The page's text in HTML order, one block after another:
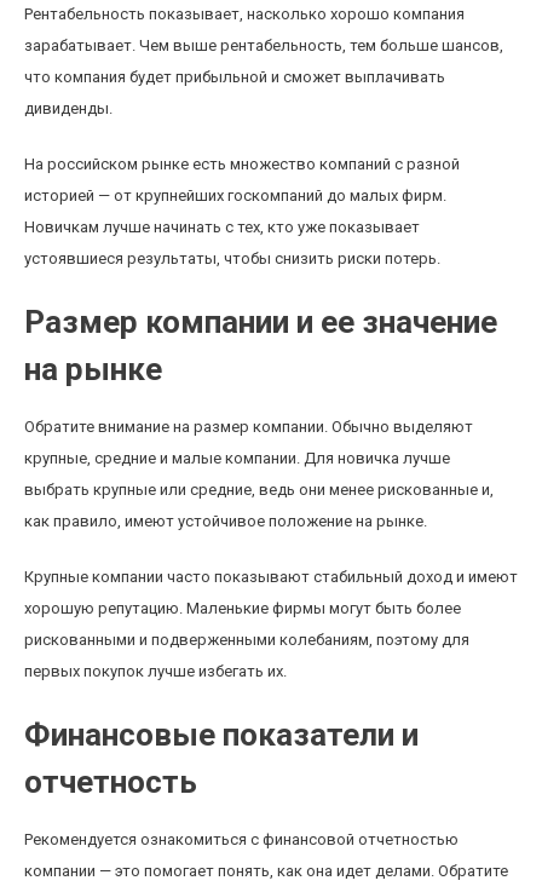
Рентабельность показывает, насколько хорошо компания
зарабатывает. Чем выше рентабельность, тем больше шансов,
что компания будет прибыльной и сможет выплачивать
дивиденды.
На российском рынке есть множество компаний с разной
историей — от крупнейших госкомпаний до малых фирм.
Новичкам лучше начинать с тех, кто уже показывает
устоявшиеся результаты, чтобы снизить риски потерь.
Размер компании и ее значение
на рынке
Обратите внимание на размер компании. Обычно выделяют
крупные, средние и малые компании. Для новичка лучше
выбрать крупные или средние, ведь они менее рискованные и,
как правило, имеют устойчивое положение на рынке.
Крупные компании часто показывают стабильный доход и имеют
хорошую репутацию. Маленькие фирмы могут быть более
рискованными и подверженными колебаниям, поэтому для
первых покупок лучше избегать их.
Финансовые показатели и
отчетность
Рекомендуется ознакомиться с финансовой отчетностью
компании — это помогает понять, как она идет делами. Обратите